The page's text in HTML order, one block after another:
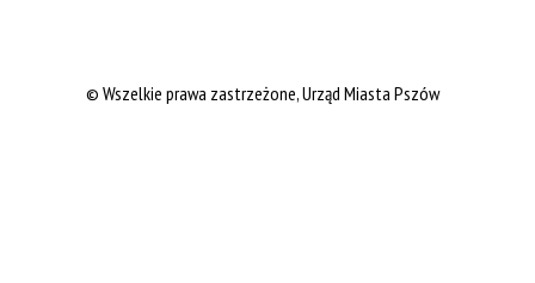
© Wszelkie prawa zastrzeżone, Urząd Miasta Pszów